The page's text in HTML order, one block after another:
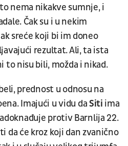
nema nikakve sumnje, i
Čak su i u nekim
sreće koji bi im doneo
rezultat. Ali, ta ista
to nisu bili, možda i nikad.
prednost u odnosu na
Imajući u vidu daSiti ima
protiv Barnlija 22.
da će kroz koji dan zvanično